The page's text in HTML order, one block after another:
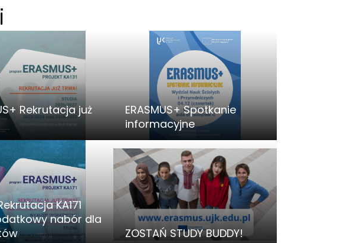
Liczby Pi 2026
Rekrutacja już
ERASMUS+ Spotkanie
informacyjne
KA171
nabór dla
ZOSTAŃ STUDY BUDDY!